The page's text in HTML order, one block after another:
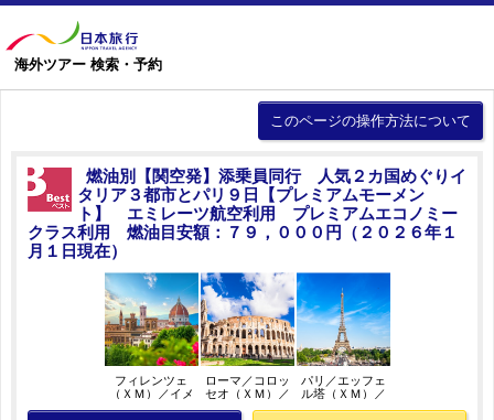
海外ツアー 検索・予約
このページの操作方法について
燃油別【関空発】添乗員同行 人気２カ国めぐりイ
タリア３都市とパリ９日【プレミアムモーメン
ト】 エミレーツ航空利用 プレミアムエコノミー
クラス利用 燃油目安額：７９，０００円（２０２６年１
月１日現在）
フィレンツェ
（ＸＭ）／イメ
ローマ／コロッ
セオ（ＸＭ）／
パリ／エッフェ
ル塔（ＸＭ）／